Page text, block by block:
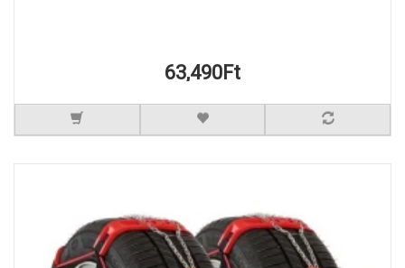
63,490Ft